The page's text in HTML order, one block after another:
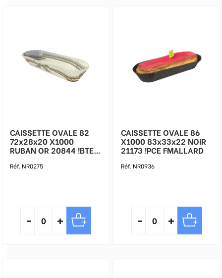
CAISSETTE OVALE 82
72x28x20 X1000
RUBAN OR 20844 !BTE
Réf. NR0275
CAISSETTE OVALE 86
X1000 83x33x22 NOIR
21173 !PCE FMALLARD
Réf. NR0936